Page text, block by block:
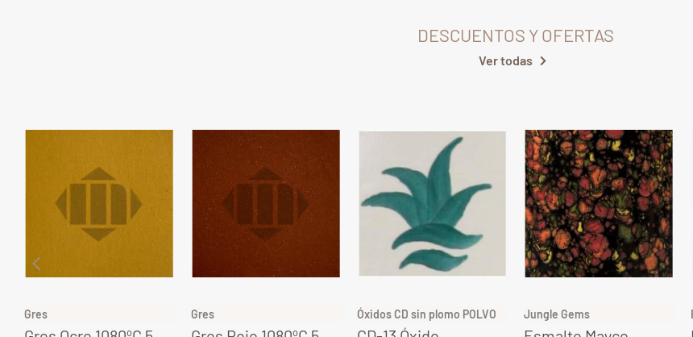
DESCUENTOS Y OFERTAS
Ver todas
Gres Gres Óxidos CD sin plomo POLVO Jungle Gems